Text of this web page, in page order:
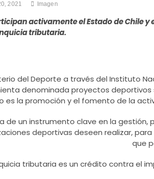
2021 Imagen
activamente el Estado de Chile
tributaria.
del Deporte a través del Instituto
denominada proyectos
es la promoción y el fomento de la
de un instrumento clave en la gestión,
deportivas deseen realizar,
que
tributaria es un crédito contra el